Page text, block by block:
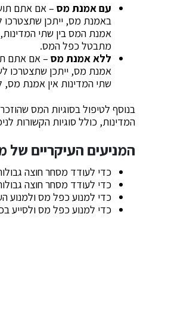
עם אמנת מס – אם אתם
באמנת מס, ייתכן שתצטרכו
אמנת המס בין שתי
מתבטל כפל המס.
ללא אמנת מס – אם אתם
אמנת מס, ייתכן שתצטרכו
שתי המדינות אין אמנת מס,
בנוסף לטיפול בסוגיות המס
המדינות, כולל סוגיות הקשורות
המניעים העיקריים של
כדי לעודד מסחר חוצה
כדי לעודד מסחר חוצה
כדי למנוע כפל מס ולמנוע
כדי למנוע כפל מס ולסייע